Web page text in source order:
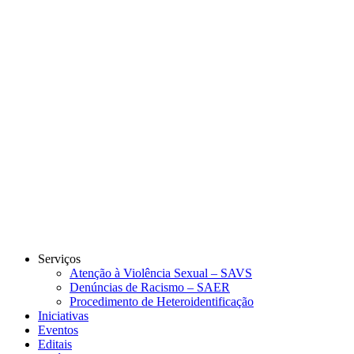
Serviços
Atenção à Violência Sexual – SAVS
Denúncias de Racismo – SAER
Procedimento de Heteroidentificação
Iniciativas
Eventos
Editais